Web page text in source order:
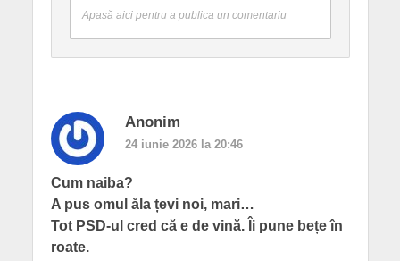
Apasă aici pentru a publica un comentariu
Anonim
24 iunie 2026 la 20:46
Cum naiba?
A pus omul ăla țevi noi, mari…
Tot PSD-ul cred că e de vină. Îi pune bețe în
roate.